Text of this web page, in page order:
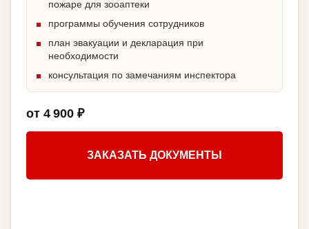
пожаре для зооаптеки
программы обучения сотрудников
план эвакуации и декларация при
необходимости
консультация по замечаниям инспектора
от 4 900 ₽
ЗАКАЗАТЬ ДОКУМЕНТЫ